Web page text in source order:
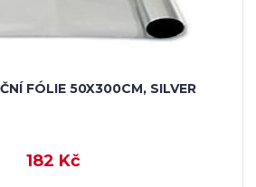
FÓLIE 50X300CM, SILVER
182 Kč